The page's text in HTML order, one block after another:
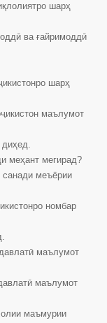
шарҳ
ва ғайримоддӣ
шарҳ
маълумот
диҳед.
меҳант мегирад?
санади меъёрии
номбар
маълумот
маълумот
маъмурии